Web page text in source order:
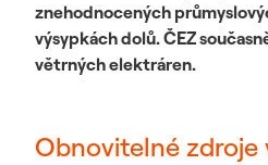
znehodnocených
výsypkách dolů. ČEZ
větrných elektráren.
Obnovitelné zdroje